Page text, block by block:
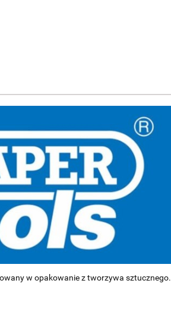
w opakowanie z tworzywa sztucznego.